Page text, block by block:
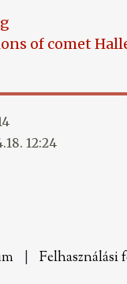
of comet
12:24
Felhasználási